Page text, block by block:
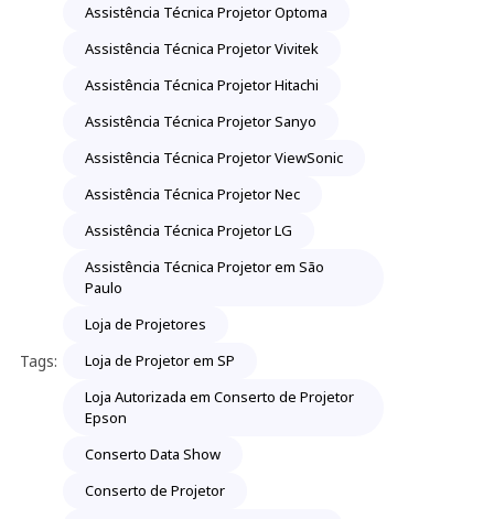
Tags:
Assistência Técnica Projetor Optoma
Assistência Técnica Projetor Vivitek
Assistência Técnica Projetor Hitachi
Assistência Técnica Projetor Sanyo
Assistência Técnica Projetor ViewSonic
Assistência Técnica Projetor Nec
Assistência Técnica Projetor LG
Assistência Técnica Projetor em São
Paulo
Loja de Projetores
Loja de Projetor em SP
Loja Autorizada em Conserto de Projetor
Epson
Conserto Data Show
Conserto de Projetor